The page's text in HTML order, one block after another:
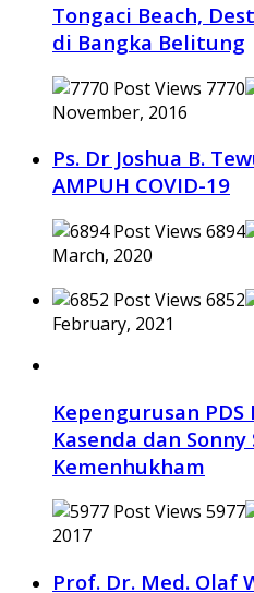
Tongaci Beach,
di Bangka Belitung
7770
November, 2016
Ps. Dr Joshua B.
AMPUH COVID-19
6894
March, 2020
6852
February, 2021
Kepengurusan
Kasenda dan
Kemenhukham
5977
2017
Prof. Dr. Med. Olaf